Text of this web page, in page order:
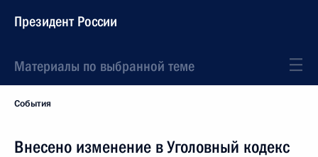
Президент России
Материалы по выбранной теме
События
Внесено изменение в Уголовный кодекс